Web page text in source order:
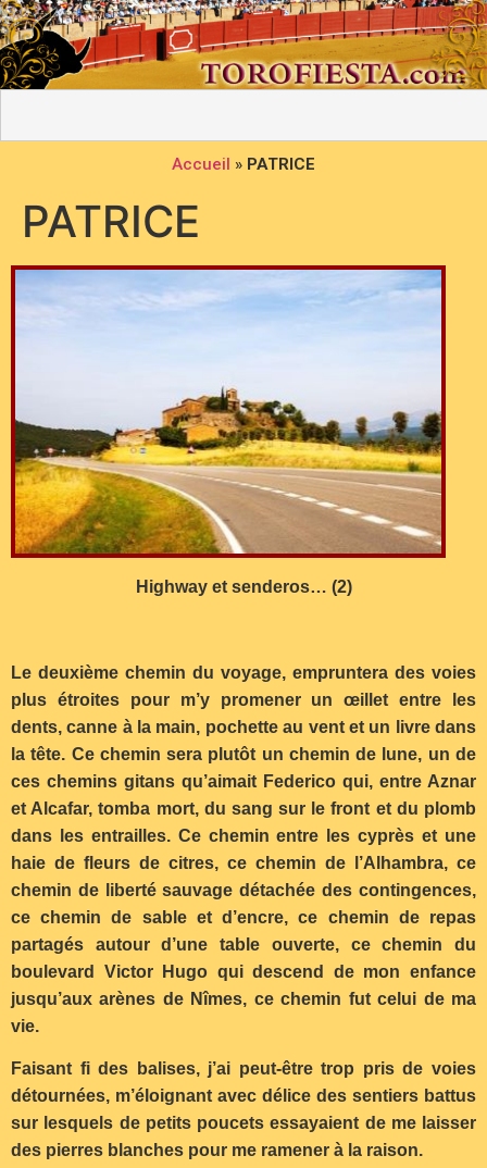
Accueil » PATRICE
PATRICE
Highway et senderos… (2)
Le deuxième chemin du voyage, empruntera des voies
plus étroites pour m’y promener un œillet entre les
dents, canne à la main, pochette au vent et un livre dans
la tête. Ce chemin sera plutôt un chemin de lune, un de
ces chemins gitans qu’aimait Federico qui, entre Aznar
et Alcafar, tomba mort, du sang sur le front et du plomb
dans les entrailles. Ce chemin entre les cyprès et une
haie de fleurs de citres, ce chemin de l’Alhambra, ce
chemin de liberté sauvage détachée des contingences,
ce chemin de sable et d’encre, ce chemin de repas
partagés autour d’une table ouverte, ce chemin du
boulevard Victor Hugo qui descend de mon enfance
jusqu’aux arènes de Nîmes, ce chemin fut celui de ma
vie.
Faisant fi des balises, j’ai peut-être trop pris de voies
détournées, m’éloignant avec délice des sentiers battus
sur lesquels de petits poucets essayaient de me laisser
des pierres blanches pour me ramener à la raison.